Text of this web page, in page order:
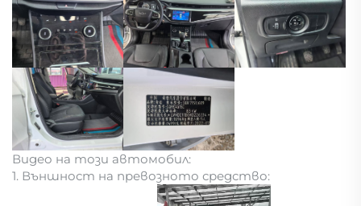
Видео на този автомобил:
1. Външност на превозното средство: